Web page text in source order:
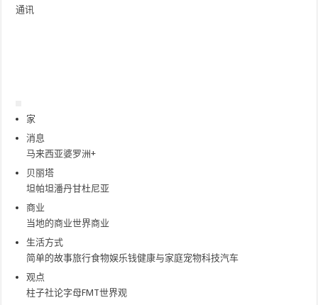
通讯
家
消息
马来西亚婆罗洲+
贝丽塔
坦帕坦潘丹甘杜尼亚
商业
当地的商业世界商业
生活方式
简单的故事旅行食物娱乐钱健康与家庭宠物科技汽车
观点
柱子社论字母FMT世界观